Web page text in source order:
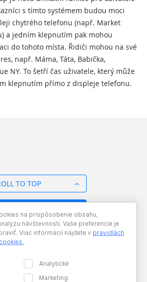
s tímto systémem budou moci
chytrého telefonu (např. Market
a jedním klepnutím pak mohou
do tohoto místa. Řidiči mohou na své
např. Máma, Táta, Babička,
NY. To šetří čas uživatele, který může
klepnutím přímo z displeje telefonu.
TO TOP
na prispôsobenie obsahu,
návštevnosti. Vaše preferencie je
Viac informácií nájdete v pravidlách
.
Analytické
Marketing